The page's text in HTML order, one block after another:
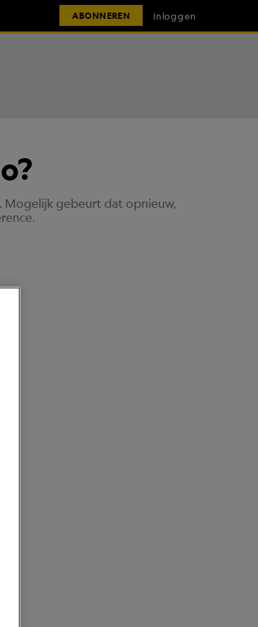
ABONNEREN Inloggen
Mogelijk gebeurt dat opnieuw,